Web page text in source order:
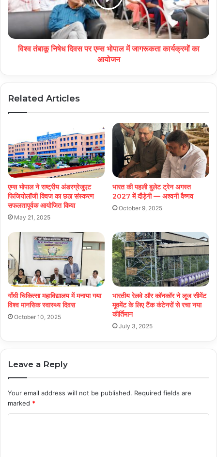
विश्व तंबाकू निषेध दिवस पर एम्स भोपाल में जागरूकता कार्यक्रमों का
आयोजन
Related Articles
एम्स भोपाल ने राष्ट्रीय अंडरग्रेजुएट
फिजियोलॉजी क्विज का छठा संस्करण
सफलतापूर्वक आयोजित किया
May 21, 2025
भारत की पहली बुलेट ट्रेन अगस्त
2027 में दौड़ेगी — अश्वनी वैष्णव
October 9, 2025
गाँधी चिकित्सा महाविद्यालय में मनाया गया
विश्व मानसिक स्वास्थ्य दिवस
October 10, 2025
भारतीय रेलवे और कॉनकॉर ने लूज सीमेंट
मूवमेंट के लिए टैंक कंटेनरों से रचा नया
कीर्तिमान
July 3, 2025
Leave a Reply
Your email address will not be published. Required fields are
marked *